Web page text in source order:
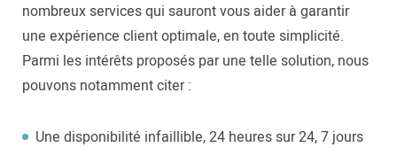
nombreux services qui sauront vous aider à garantir
une expérience client optimale, en toute simplicité.
Parmi les intérêts proposés par une telle solution, nous
pouvons notamment citer :
Une disponibilité infaillible, 24 heures sur 24, 7 jours